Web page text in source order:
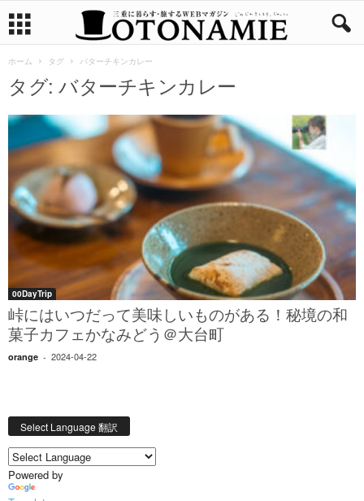
ホーム タグ バターチキンカレー
タグ: バターチキンカレー
00DayTrip
峠にはいつだって美味しいものがある！秘境の和
菓子カフェかなみどう＠大台町
orange - 2024-04-22
Select Language 翻訳
Powered by